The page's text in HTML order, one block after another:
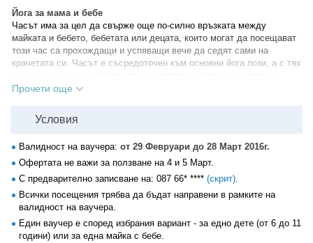
Йога за мама и бебе
Часът има за цел да свърже още по-силно връзката между
майката и бебето, бебетата или децата, които могат да посещават
този час са прохождащи и успяващи вече да седят сами на
крачетата си. Часът е съсредоточен към основни йога пози, а с тях
Упражненията са не само за бебета, но и към майките, тъй като е
липсва, а няма на кого да оставят децата си, затова този час е
комбиниран, за да можете да правите йога с вашите деца.
Много често децата попиват това което прави майка им, за вас ще
е пълна забава, да сте част от това време, в което ще изпълнявате
йога упражнения с вашите децата, а това ще се отрази добре, не
само на вас, но и на малчуганите.
Прочети още
Условия
Валидност на ваучера: от 29 Февруари до 28 Март 2016г.
Офертата не важи за ползване на 4 и 5 Март.
С предварително записване на: 087 66* **** (скрит).
Всички посещения трябва да бъдат направени в рамките на
валидност на ваучера.
Един ваучер е според избрания вариант - за едно дете (от 6 до 11
години) или за една майка с бебе.